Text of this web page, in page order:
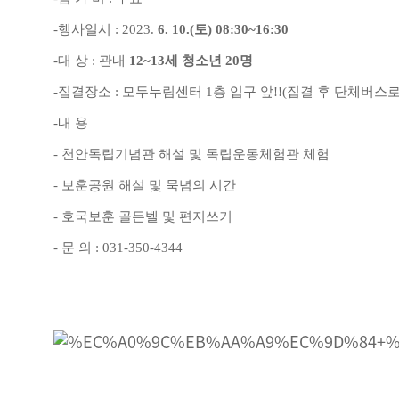
-행사일시 : 2023. 6. 10.(토) 08:30~16:30
-대 상 : 관내 12~13세 청소년 20명
-집결장소 : 모두누림센터 1 층 입구 앞!!(집결 후 단체버스
-내 용
- 천안독립기념관 해설 및 독립운동체험관 체험
- 보훈공원 해설 및 묵념의 시간
- 호국보훈 골든벨 및 편지쓰기
- 문 의 : 031-350-4344